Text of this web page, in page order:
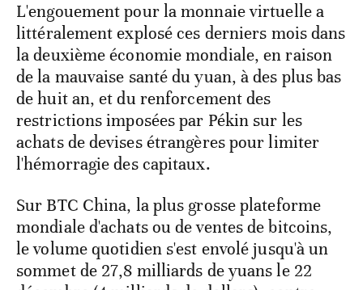
L'engouement pour la monnaie virtuelle a
littéralement explosé ces derniers mois dans
la deuxième économie mondiale, en raison
de la mauvaise santé du yuan, à des plus bas
de huit an, et du renforcement des
restrictions imposées par Pékin sur les
achats de devises étrangères pour limiter
l'hémorragie des capitaux.
Sur BTC China, la plus grosse plateforme
mondiale d'achats ou de ventes de bitcoins,
le volume quotidien s'est envolé jusqu'à un
sommet de 27,8 milliards de yuans le 22